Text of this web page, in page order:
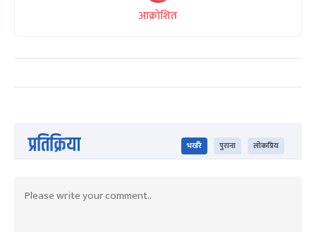
आक्रोशित
प्रतिक्रिया भर्खरै पुराना लोकप्रिय